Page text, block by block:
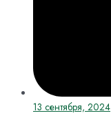
13 сентября, 2024